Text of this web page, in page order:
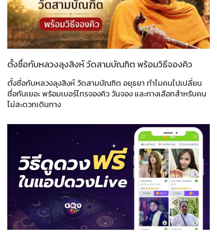
ตั้งชื่อกับหลวงลุงสิงห์ วัดสามบัณฑิต พร้อมวิธีจองคิว
ตั้งชื่อกับหลวงลุงสิงห์ วัดสามบัณฑิต อยุธยา ทำไมคนไปเปลี่ยน
ชื่อกันเยอะ พร้อมเบอร์โทรจองคิว วันจอง และทางเลือกสำหรับคน
ไม่สะดวกเดินทาง